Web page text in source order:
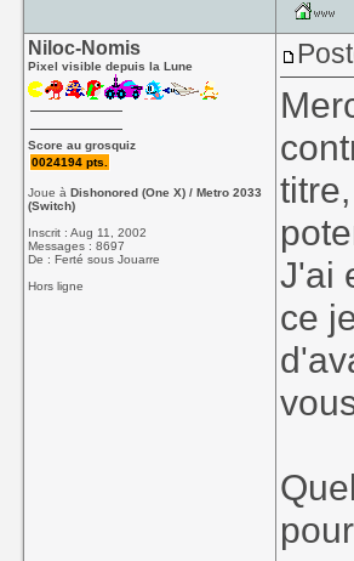
Niloc-Nomis
Pixel visible depuis la Lune
Score au grosquiz
0024194 pts.
Joue àDishonored (One X) / Metro 2033
(Switch)
Inscrit : Aug 11, 2002
Messages : 8697
De : Ferté sous Jouarre
Hors ligne
J'ai
ce